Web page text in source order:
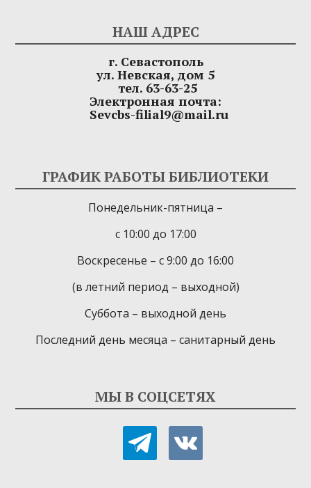
НАШ АДРЕС
г. Севастополь
ул. Невская, дом 5
тел. 63-63-25
Электронная почта:
Sevcbs-filial9@mail.ru
ГРАФИК РАБОТЫ БИБЛИОТЕКИ
Понедельник-пятница –
с 10:00 до 17:00
Воскресенье – с 9:00 до 16:00
(в летний период – выходной)
Суббота – выходной день
Последний день месяца – санитарный день
МЫ В СОЦСЕТЯХ
telegramvkontakte